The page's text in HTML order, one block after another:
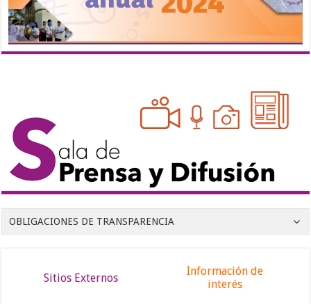
OBLIGACIONES DE TRANSPARENCIA
Sitios Externos
Información de
interés